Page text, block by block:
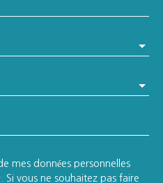
mes données personnelles
Si vous ne souhaitez pas faire